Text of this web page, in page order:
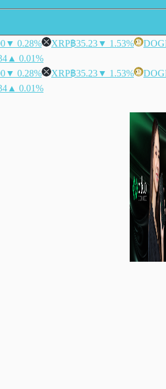
▼ 0.28% XRP฿35.23▼ 1.53%
▲ 0.01%
▼ 0.28% XRP฿35.23▼ 1.53%
▲ 0.01%